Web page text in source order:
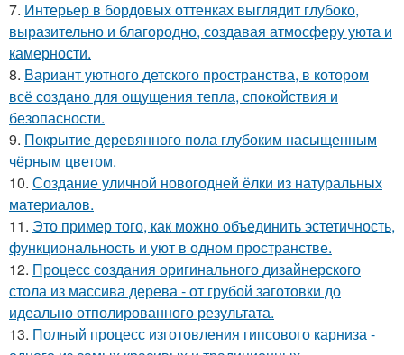
7. Интерьер в бордовых оттенках выглядит глубоко,
выразительно и благородно, создавая атмосферу уюта и
камерности.
8. Вариант уютного детского пространства, в котором
всё создано для ощущения тепла, спокойствия и
безопасности.
9. Покрытие деревянного пола глубоким насыщенным
чёрным цветом.
10. Создание уличной новогодней ёлки из натуральных
материалов.
11. Это пример того, как можно объединить эстетичность,
функциональность и уют в одном пространстве.
12. Процесс создания оригинального дизайнерского
стола из массива дерева - от грубой заготовки до
идеально отполированного результата.
13. Полный процесс изготовления гипсового карниза -